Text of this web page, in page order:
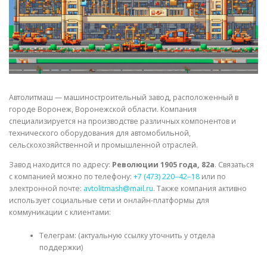
СТАТЬИ
Автолитмаш — машиностроительный завод, расположенный в
городе Воронеж, Воронежской области. Компания
специализируется на производстве различных компонентов и
технического оборудования для автомобильной,
сельскохозяйственной и промышленной отраслей.
Завод находится по адресу: Революции 1905 года, 82а. Связаться
с компанией можно по телефону: +7 (473) 220‒42‒18 или по
электронной почте: avtolitmash@mail.ru. Также компания активно
использует социальные сети и онлайн-платформы для
коммуникации с клиентами:
Телеграм: (актуальную ссылку уточнить у отдела
поддержки)